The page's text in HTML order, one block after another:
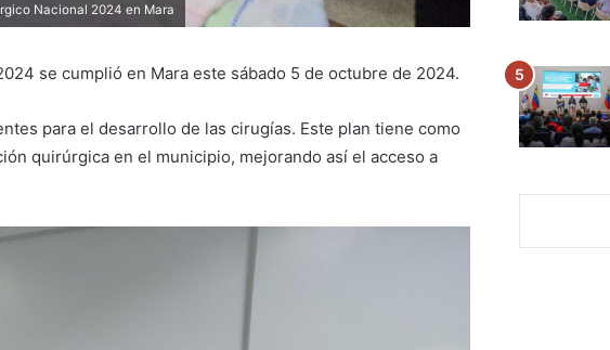
Nacional 2024 en Mara
se cumplió en Mara este sábado 5 de octubre de 2024.
para el desarrollo de las cirugías. Este plan tiene como
quirúrgica en el municipio, mejorando así el acceso a